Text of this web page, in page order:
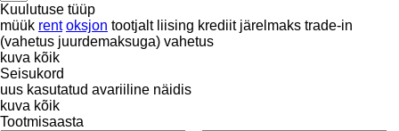
Kuulutuse tüüp
müük rent oksjon tootjalt liising krediit järelmaks trade-in
(vahetus juurdemaksuga) vahetus
kuva kõik
Seisukord
uus kasutatud avariiline näidis
kuva kõik
Tootmisaasta